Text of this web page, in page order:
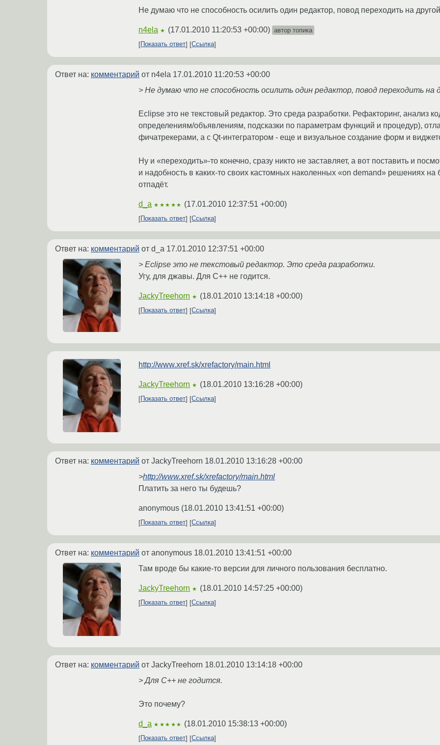
Не думаю что не способность осилить один редактор, повод переходить на
n4ela ★ (17.01.2010 11:20:53 +00:00) автор топика
Показать ответ
Ссылка
Ответ на: комментарий от n4ela 17.01.2010 11:20:53 +00:00
> Не думаю что не способность осилить один редактор, повод переходить на
Eclipse это не текстовый редактор. Это среда разработки. Рефакторинг, анализ
определениям/объявлениям, подсказки по параметрам функций и процедур),
фичатрекерами, а с Qt-интегратором - еще и визуальное создание форм и
Ну и «переходить»-то конечно, сразу никто не заставляет, а вот поставить и
и надобность в каких-то своих кастомных наколенных «on demand» решениях на
отпадёт.
d_a ★★★★★ (17.01.2010 12:37:51 +00:00)
Показать ответ Ссылка
Ответ на: комментарий от d_a 17.01.2010 12:37:51 +00:00
> Eclipse это не текстовый редактор. Это среда разработки.
Угу, для джавы. Для С++ не годится.
JackyTreehorn ★ (18.01.2010 13:14:18 +00:00)
Показать ответ Ссылка
http://www.xref.sk/xrefactory/main.html
JackyTreehorn ★ (18.01.2010 13:16:28 +00:00)
Показать ответ Ссылка
Ответ на: комментарий от JackyTreehorn 18.01.2010 13:16:28 +00:00
>http://www.xref.sk/xrefactory/main.html
Платить за него ты будешь?
anonymous (18.01.2010 13:41:51 +00:00)
Показать ответ Ссылка
Ответ на: комментарий от anonymous 18.01.2010 13:41:51 +00:00
Там вроде бы какие-то версии для личного пользования бесплатно.
JackyTreehorn ★ (18.01.2010 14:57:25 +00:00)
Показать ответ Ссылка
Ответ на: комментарий от JackyTreehorn 18.01.2010 13:14:18 +00:00
> Для С++ не годится.
Это почему?
d_a ★★★★★ (18.01.2010 15:38:13 +00:00)
Показать ответ Ссылка